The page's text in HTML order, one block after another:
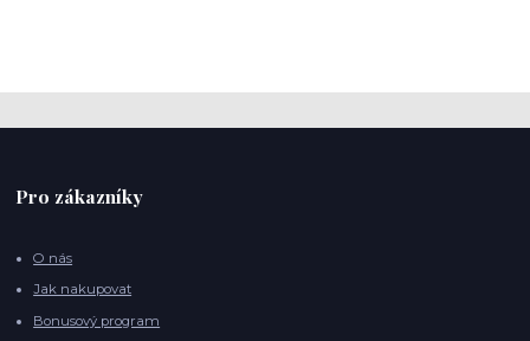
Pro zákazníky
O nás
Jak nakupovat
Bonusový program